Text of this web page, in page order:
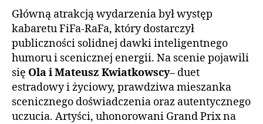
Główną atrakcją wydarzenia był występ
kabaretu FiFa-RaFa, który dostarczył
publiczności solidnej dawki inteligentnego
humoru i scenicznej energii. Na scenie pojawili
się Ola i Mateusz Kwiatkowscy– duet
estradowy i życiowy, prawdziwa mieszanka
scenicznego doświadczenia oraz autentycznego
uczucia. Artyści, uhonorowani Grand Prix na